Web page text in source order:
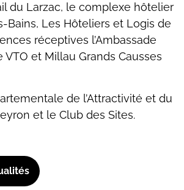
du Larzac, le complexe hôtelier
Bains, Les Hôteliers et Logis de
réceptives l’Ambassade
VTO et Millau Grands Causses
de l’Attractivité et du
et le Club des Sites.